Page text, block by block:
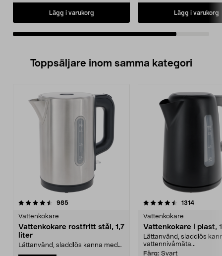
Lägg i varukorg Lägg i varukorg
Toppsäljare inom samma kategori
985recensioner
Vattenkokare
Vattenkokare rostfritt stål, 1,7
liter
Lättanvänd, sladdlös kanna med
4.5 av 5 stjärnor 1314
Vattenkokare
Vattenkokare i plast,
Lättanvänd, sladdlös
vattennivåmäta...
Färg: Svart
4.5 av 5 stjärnor